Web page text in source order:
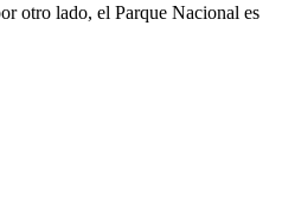
otro lado, el Parque Nacional es